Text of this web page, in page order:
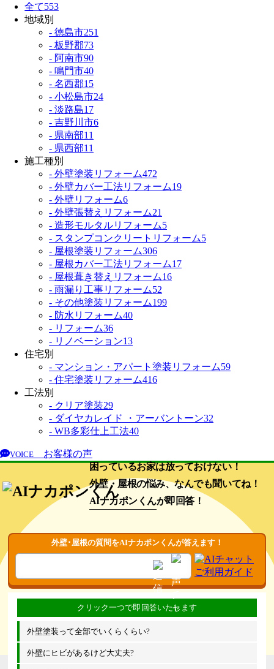
全て553
地域別
- 徳島市251
- 板野郡73
- 阿南市90
- 鳴門市40
- 名西郡15
- 小松島市24
- 淡路島17
- 吉野川市6
- 県南部11
- 県西部11
施工種別
- 外壁塗装リフォーム472
- 外壁カバー工法リフォーム19
- 外壁リフォーム6
- 外壁張替えリフォーム21
- 造形モルタルリフォーム5
- スタンプコンクリートリフォーム5
- 屋根塗装リフォーム306
- 屋根カバー工法リフォーム17
- 屋根葺き替えリフォーム16
- 雨漏り工事リフォーム52
- その他塗装リフォーム199
- 防水リフォーム40
- リフォーム36
- リノベーション13
住宅別
- マンション・アパート塗装リフォーム59
- 住宅塗装リフォーム416
工法別
- クリア塗装29
- ダイヤカレイド ・アーバントーン32
- WB多彩仕上工法40
VOICE
お客様の声
困っているお家は放っておけない！
外壁・屋根の悩み、なんでも聞いてね！
AIナカポンくんが即回答！
外壁･屋根の質問をAIナカポンくんが答えます！
外壁塗装って全部でいくらくらい?
外壁にヒビがあるけど大丈夫?